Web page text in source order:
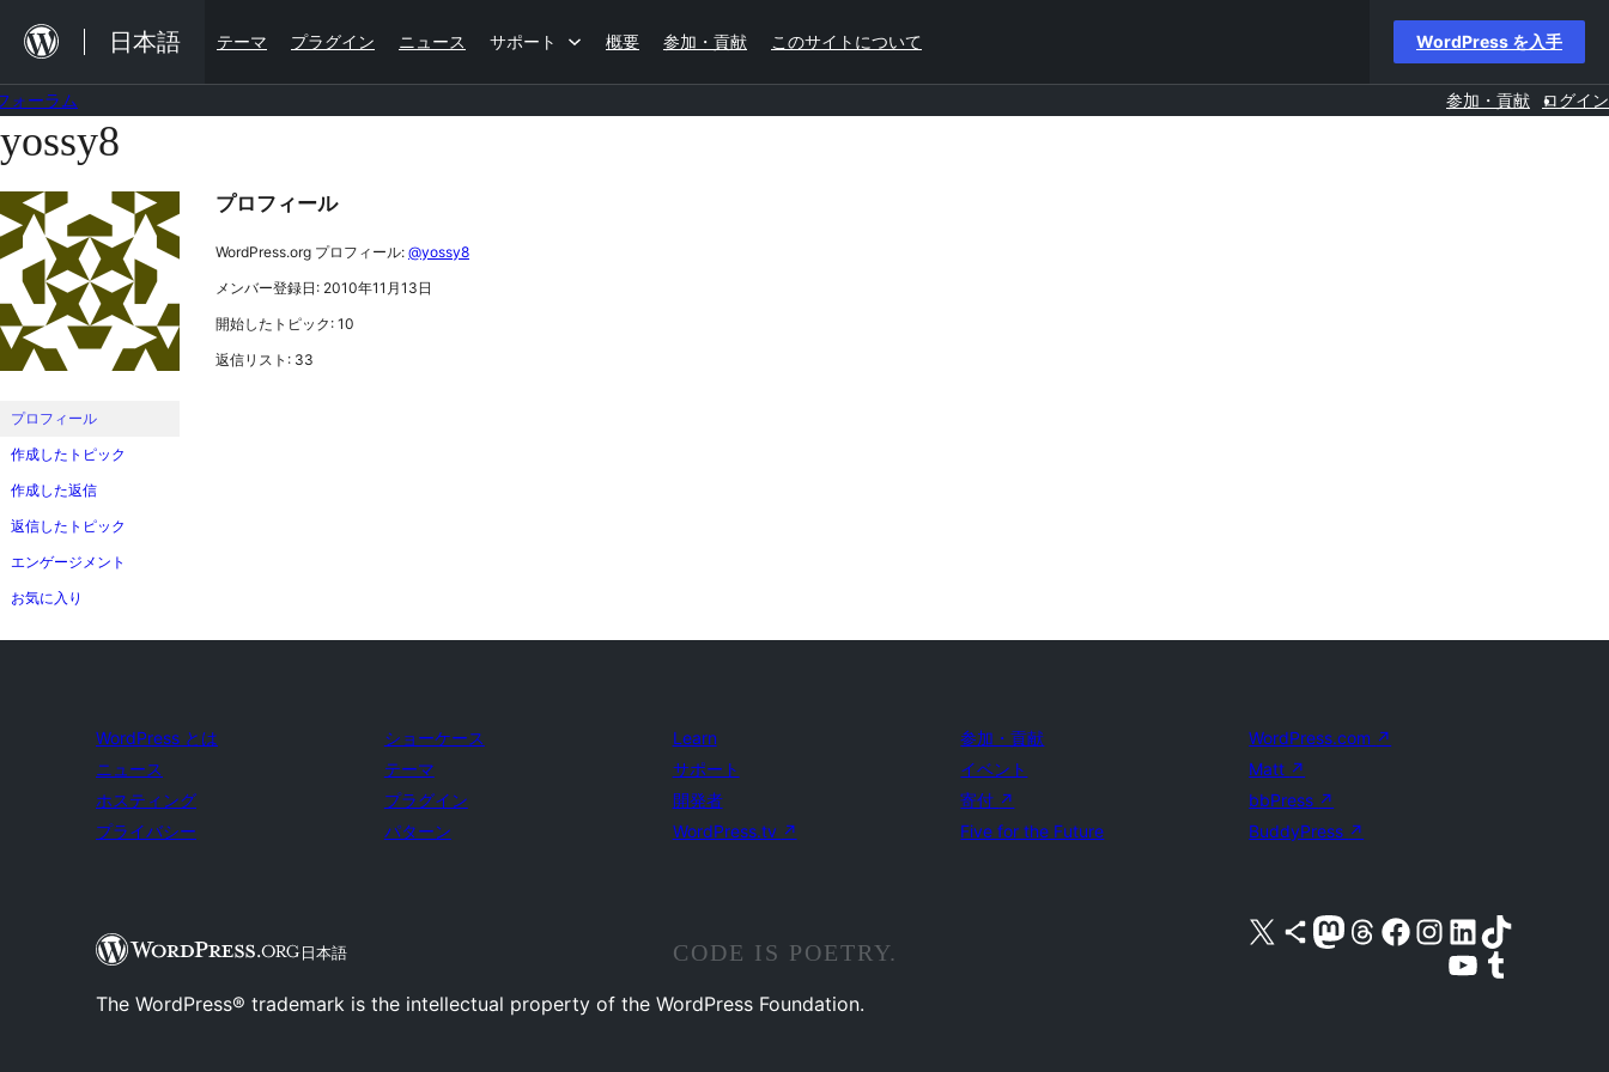
を
キ
ッ
プ
日本語 テーマ プラグイン ニュース サポート 概要 参加・貢献 このサイトについて WordPress を入手
ォーラム 参加・貢献 ログイン
コ
ン
ン
へ
ス
ッ
プ
yossy8
プロフィール
作成したトピック
作成した返信
返信したトピック
エンゲージメント
お気に入り
プロフィール
WordPress.org プロフィール: @yossy8
メンバー登録日: 2010年11月13日
開始したトピック: 10
返信リスト: 33
WordPress とは
ニュース
ホスティング
プライバシー
ショーケース
テーマ
プラグイン
パターン
Learn
サポート
開発者
WordPress.tv ↗
参加・貢献
イベント
寄付 ↗
Five for the Future
WordPress.com ↗
Matt ↗
bbPress ↗
BuddyPress ↗
日本語
X (旧 Twitter) アカウントへ Bluesky アカウントへ Mastodon アカウントへ Threads アカウントへ Facebook ページへ Instagram アカウントへ LinkedIn アカウントへTikTok アカウントへ
YouTube チャンネルへ Tumblr アカウントへ
CODE IS POETRY.
The WordPress® trademark is the intellectual property of the WordPress Foundation.